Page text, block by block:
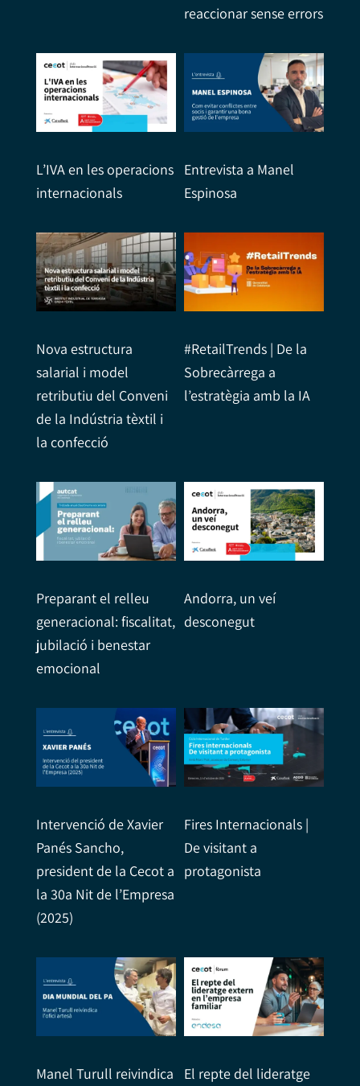
reaccionar sense errors
L’IVA en les operacions
internacionals
Entrevista a Manel
Espinosa
Nova estructura
salarial i model
retributiu del Conveni
de la Indústria tèxtil i
la confecció
#RetailTrends | De la
Sobrecàrrega a
l’estratègia amb la IA
Preparant el relleu
generacional: fiscalitat,
jubilació i benestar
emocional
Andorra, un veí
desconegut
Intervenció de Xavier
Panés Sancho,
president de la Cecot a
la 30a Nit de l’Empresa
(2025)
Fires Internacionals |
De visitant a
protagonista
Manel Turull reivindica
El repte del lideratge